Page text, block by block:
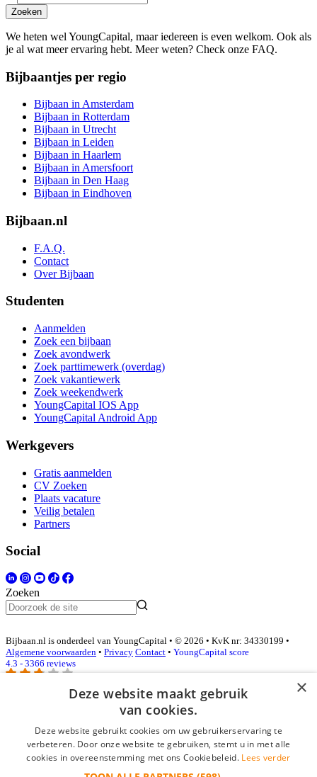
Zoeken
We heten wel YoungCapital, maar iedereen is even welkom. Ook als
je al wat meer ervaring hebt. Meer weten? Check onze FAQ.
Bijbaantjes per regio
Bijbaan in Amsterdam
Bijbaan in Rotterdam
Bijbaan in Utrecht
Bijbaan in Leiden
Bijbaan in Haarlem
Bijbaan in Amersfoort
Bijbaan in Den Haag
Bijbaan in Eindhoven
Bijbaan.nl
F.A.Q.
Contact
Over Bijbaan
Studenten
Aanmelden
Zoek een bijbaan
Zoek avondwerk
Zoek parttimewerk (overdag)
Zoek vakantiewerk
Zoek weekendwerk
YoungCapital IOS App
YoungCapital Android App
Werkgevers
Gratis aanmelden
CV Zoeken
Plaats vacature
Veilig betalen
Partners
Social
Zoeken
Bijbaan.nl is onderdeel van YoungCapital • © 2026 • KvK nr: 34330199 •
Algemene voorwaarden • Privacy Contact • YoungCapital score
4.3 - 3366 reviews
E-mail*
×
Deze website maakt gebruik
van cookies.
Deze website gebruikt cookies om uw gebruikerservaring te
verbeteren. Door onze website te gebruiken, stemt u in met alle
cookies in overeenstemming met ons Cookiebeleid. Lees verder